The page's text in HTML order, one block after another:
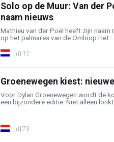
Solo op de Muur: Van der
naam nieuws
Mathieu van der Poel heeft zijn naam
op het palmares van de Omloop Het ...
12
Groenewegen kiest:
Voor Dylan Groenewegen wordt de
een bijzondere editie. Niet alleen lonkt
73